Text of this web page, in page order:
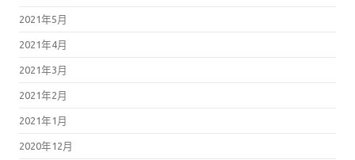
2021年5月
2021年4月
2021年3月
2021年2月
2021年1月
2020年12月